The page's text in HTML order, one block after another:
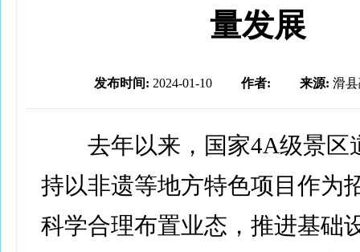
量发展
发布时间: 2024-01-10 作者: 来源: 滑
去年以来，国家4A级景区
持以非遗等地方特色项目作为
科学合理布置业态，推进基础